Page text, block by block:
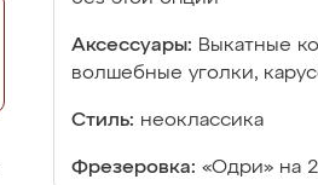
Аксессуары: Выкатные
волшебные уголки,
Стиль: неоклассика
Фрезеровка: «Одри» на